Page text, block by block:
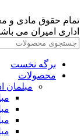
تمام حقوق مادی و
اداری امیران می
برگه نخست
محصولات
مبلمان